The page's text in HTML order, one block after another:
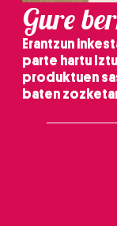
Gure
Erantzun
parte hartu
produktuen
baten